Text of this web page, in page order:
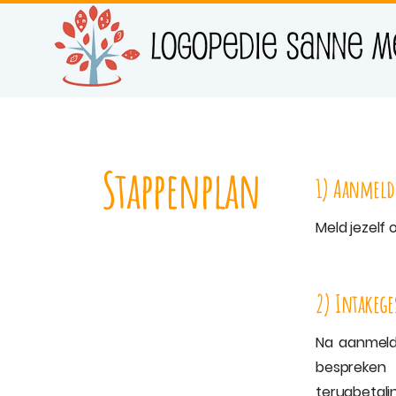
Stappenplan 1)
Meld jezelf
2)
Na